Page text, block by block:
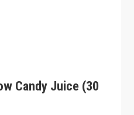
Candy Juice (30